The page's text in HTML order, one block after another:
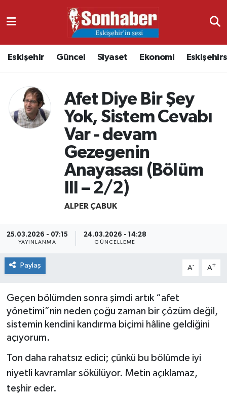
Eskişehir Güncel Siyaset Ekonomi
Afet Diye Bir Şey
Yok, Sistem Cevabı
Var - devam
Gezegenin
Anayasası (Bölüm
III – 2/2)
ALPER ÇABUK
25.03.2026 - 07:15
YAYINLANMA
24.03.2026 - 14:28
GÜNCELLEME
Paylaş A- A+
Geçen bölümden sonra şimdi artık “afet
yönetimi”nin neden çoğu zaman bir çözüm değil,
sistemin kendini kandırma biçimi hâline geldiğini
açıyorum.
Ton daha rahatsız edici; çünkü bu bölümde iyi
niyetli kavramlar sökülüyor. Metin açıklamaz,
teşhir eder.
Ekonomi
Güncel
Kültür & Sanat
Resmi İlanlar
Siyaset
Spor
Nöbetçi Eczaneler
Namaz Vakitleri
Trafik Durumu
Süper Lig Puan Durumu ve Fikstür
Tüm Manşetler
Son Dakika Haberleri